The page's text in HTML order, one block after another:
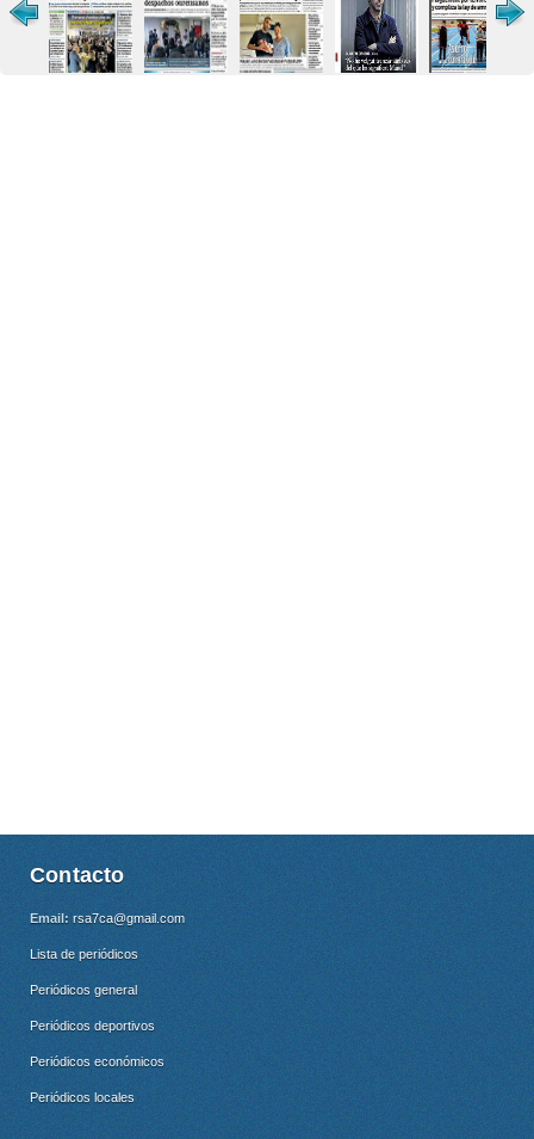
Contacto
Email: rsa7ca@gmail.com
Lista de periódicos
Periódicos general
Periódicos deportivos
Periódicos económicos
Periódicos locales